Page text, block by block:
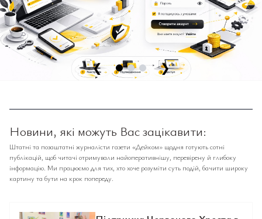
❮ ❯
Новини, які можуть Вас зацікавити:
Штатні та позаштатні журналісти газети «Дейком» щодня готують сотні
публікацій, щоб читачі отримували найоперативнішу, перевірену й глибоку
інформацію. Ми працюємо для тих, хто хоче розуміти суть подій, бачити широку
картину та бути на крок попереду.